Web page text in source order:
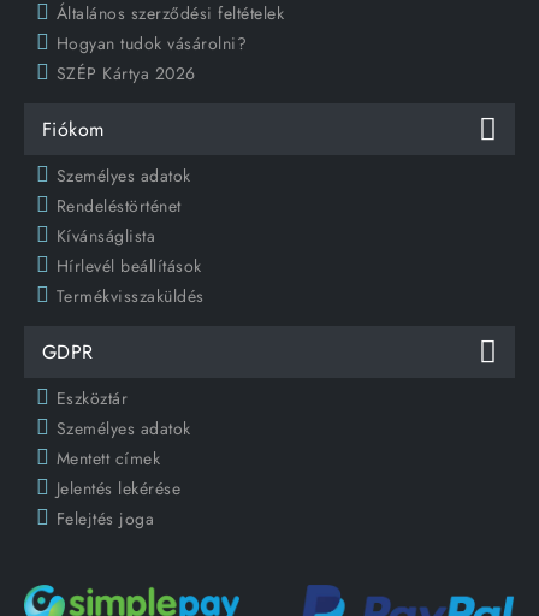
Általános szerződési feltételek
Hogyan tudok vásárolni?
SZÉP Kártya 2026
Fiókom
Személyes adatok
Rendeléstörténet
Kívánságlista
Hírlevél beállítások
Termékvisszaküldés
GDPR
Eszköztár
Személyes adatok
Mentett címek
Jelentés lekérése
Felejtés joga